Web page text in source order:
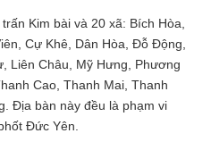
Kim bài và 20 xã: Bích Hòa,
Cự Khê, Dân Hòa, Đỗ Động,
Liên Châu, Mỹ Hưng, Phương
Cao, Thanh Mai, Thanh
Địa bàn này đều là phạm vi
Đức Yên.